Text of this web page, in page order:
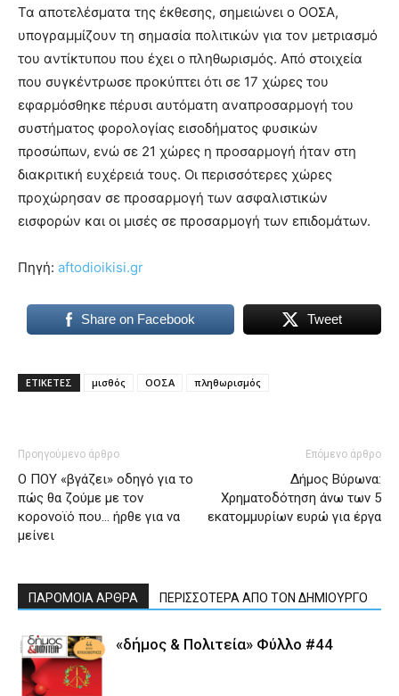
Τα αποτελέσματα της έκθεσης, σημειώνει ο ΟΟΣΑ,
υπογραμμίζουν τη σημασία πολιτικών για τον μετριασμό
του αντίκτυπου που έχει ο πληθωρισμός. Από στοιχεία
που συγκέντρωσε προκύπτει ότι σε 17 χώρες του
εφαρμόσθηκε πέρυσι αυτόματη αναπροσαρμογή του
συστήματος φορολογίας εισοδήματος φυσικών
προσώπων, ενώ σε 21 χώρες η προσαρμογή ήταν στη
διακριτική ευχέρειά τους. Οι περισσότερες χώρες
προχώρησαν σε προσαρμογή των ασφαλιστικών
εισφορών και οι μισές σε προσαρμογή των επιδομάτων.
Πηγή: aftodioikisi.gr
Share on Facebook Tweet
ΕΤΙΚΕΤΕΣ μισθός ΟΟΣΑ πληθωρισμός
Προηγούμενο άρθρο
Ο ΠΟΥ «βγάζει» οδηγό για το
πώς θα ζούμε με τον
κορονοϊό που… ήρθε για να
μείνει
Επόμενο άρθρο
Δήμος Βύρωνα:
Χρηματοδότηση άνω των 5
εκατομμυρίων ευρώ για έργα
ΠΑΡΟΜΟΙΑ ΑΡΘΡΑ ΠΕΡΙΣΣΟΤΕΡΑ ΑΠΟ ΤΟΝ ΔΗΜΙΟΥΡΓΟ
«δήμος & Πολιτεία» Φύλλο #44